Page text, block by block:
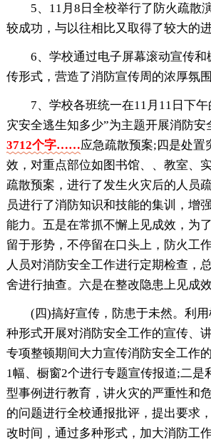
5、11月8日全校举行了防火疏散
较成功，与以往相比又取得了较大的进
6、学校通过电子屏幕滚动宣传和
传形式，营造了消防宣传周的浓厚氛围
7、学校各班统一在11月11日下
灾安全逃生知多少”为主题开展消防安
3712个字……应急疏散预案;四是处置
效，对重点部位如图书馆、、教室、
疏散预案，进行了发生火灾后的人员
员进行了消防知识和技能的集训，增
能力。五是在常抓不懈上见成效，为
留于形势，不停留在口头上，防火工
人员对消防安全工作进行定期检查，
舍进行抽查。六是在整改隐患上见成效
(四)搞好宣传，防患于未然。利
种形式开展对消防安全工作的宣传、
专项整顿期间大力宣传消防安全工作
1幅、橱窗2个进行专题宣传报道;二是
型事例进行教育，讲火灾的严重性和
的问题进行全校通报批评，提出要求
改时间，通过多种形式，加大消防工